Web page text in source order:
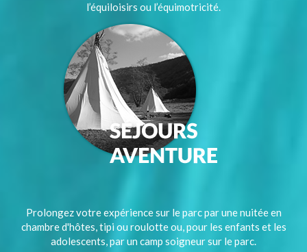
l’équiloisirs ou l’équimotricité.
Prolongez votre expérience sur le parc par une nuitée en
chambre d'hôtes, tipi ou roulotte ou, pour les enfants et les
adolescents, par un camp soigneur sur le parc.